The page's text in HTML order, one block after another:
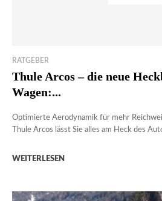
RATGEBER
Thule Arcos – die neue
Wagen:...
Optimierte Aerodynamik für mehr Reichweite Die neue
Thule Arcos lässt Sie alles am Heck des
WEITERLESEN